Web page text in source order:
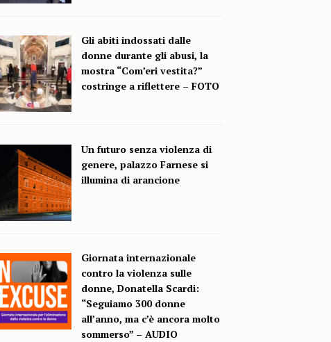
Gli abiti indossati dalle
donne durante gli abusi, la
mostra “Com’eri vestita?”
costringe a riflettere – FOTO
Un futuro senza violenza di
genere, palazzo Farnese si
illumina di arancione
Giornata internazionale
contro la violenza sulle
donne, Donatella Scardi:
“Seguiamo 300 donne
all’anno, ma c’è ancora molto
sommerso” – AUDIO